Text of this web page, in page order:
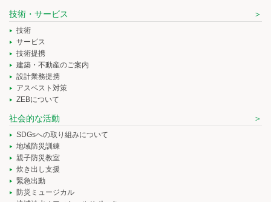
技術・サービス
技術
サービス
技術提携
建築・不動産のご案内
設計業務提携
アスベスト対策
ZEBについて
社会的な活動
SDGsへの取り組みについて
地域防災訓練
親子防災教室
炊き出し支援
緊急出動
防災ミュージカル